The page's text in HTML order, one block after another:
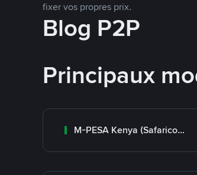
fixer vos propres prix.
Blog P2P
Principaux
M-PESA Kenya (Safaricom)